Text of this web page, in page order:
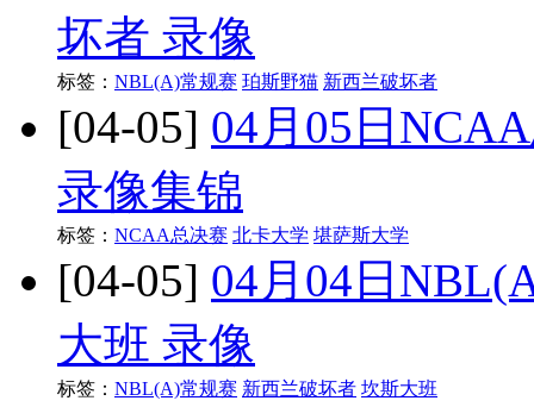
坏者 录像
标签： NBL(A)常规赛 珀斯野猫 新西兰破坏者
[04-05] 04月05日
录像集锦
标签： NCAA总决赛 北卡大学 堪萨斯大学
[04-05] 04月04日
大班 录像
标签： NBL(A)常规赛 新西兰破坏者 坎斯大班